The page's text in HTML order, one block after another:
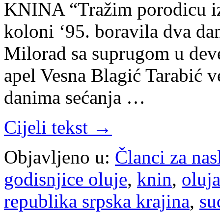
KNINA “Tražim porodicu
koloni ‘95. boravila dva
Milorad sa suprugom u
apel Vesna Blagić Tarabić
danima sećanja …
Cijeli tekst →
Objavljeno u: Članci za
godisnjice oluje, knin, oluja
republika srpska krajina,